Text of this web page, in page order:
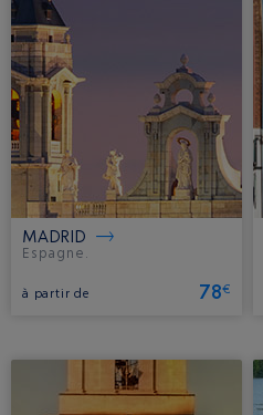
MADRID
Espagne.
à partir de 78€